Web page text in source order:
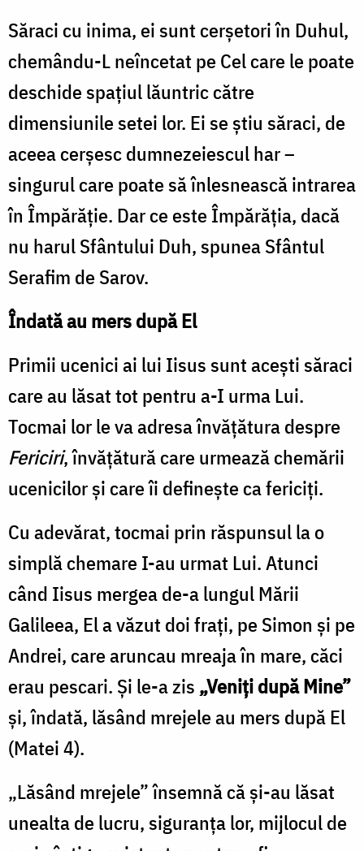
Săraci cu inima, ei sunt cerşetori în Duhul,
chemându-L neîncetat pe Cel care le poate
deschide spaţiul lăuntric către
dimensiunile setei lor. Ei se ştiu săraci, de
aceea cerşesc dumnezeiescul har –
singurul care poate să înlesnească intrarea
în Împărăţie. Dar ce este Împărăţia, dacă
nu harul Sfântului Duh, spunea Sfântul
Serafim de Sarov.
Îndată au mers după El
Primii ucenici ai lui Iisus sunt aceşti săraci
care au lăsat tot pentru a-I urma Lui.
Tocmai lor le va adresa învăţătura despre
Fericiri, învăţătură care urmează chemării
ucenicilor şi care îi defineşte ca fericiţi.
Cu adevărat, tocmai prin răspunsul la o
simplă chemare I-au urmat Lui. Atunci
când Iisus mergea de-a lungul Mării
Galileea, El a văzut doi fraţi, pe Simon şi pe
Andrei, care aruncau mreaja în mare, căci
erau pescari. Şi le-a zis „Veniţi după Mine”
şi, îndată, lăsând mrejele au mers după El
(Matei 4).
„Lăsând mrejele” însemnă că și-au lăsat
unealta de lucru, siguranţa lor, mijlocul de